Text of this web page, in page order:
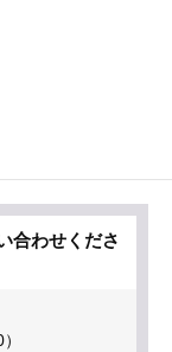
合わせくださ